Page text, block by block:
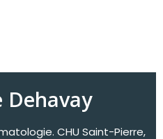
Dehavay
CHU Saint-Pierre,